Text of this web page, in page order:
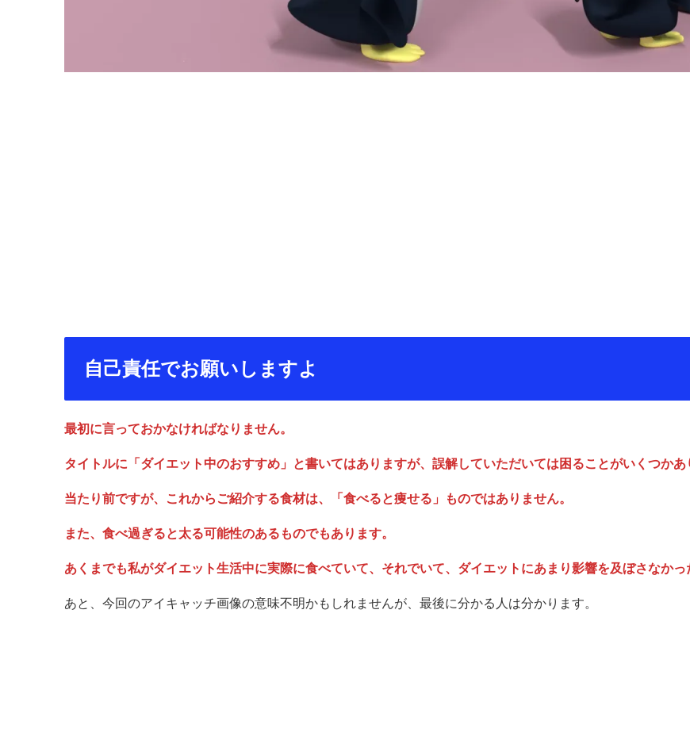
自己責任でお願いしますよ
最初に言っておかなければなりません。
タイトルに「ダイエット中のおすすめ」と書いてはありますが、誤解していただいては困ることがいくつかあ
当たり前ですが、これからご紹介する食材は、「食べると痩せる」ものではありません。
また、食べ過ぎると太る可能性のあるものでもあります。
あくまでも私がダイエット生活中に実際に食べていて、それでいて、ダイエットにあまり影響を及ぼさなかっ
あと、今回のアイキャッチ画像の意味不明かもしれませんが、最後に分かる人は分かります。